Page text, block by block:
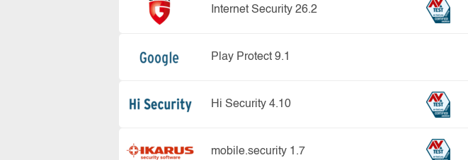
Internet Security 26.2
Play Protect 9.1
Hi Security 4.10
mobile.security 1.7